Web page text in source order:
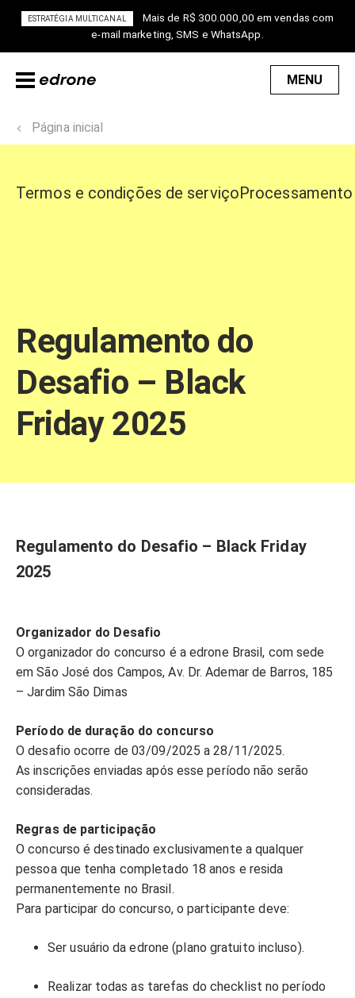
ESTRATÉGIA MULTICANAL
Mais de R$ 300.000,00 em vendas com
e-mail marketing, SMS e WhatsApp.
MENU
Página inicial
Termos e condições de serviço
Regulamento do
Desafio – Black
Friday 2025
Regulamento do Desafio – Black Friday
2025
Organizador do Desafio
O organizador do concurso é a edrone Brasil, com sede
em São José dos Campos, Av. Dr. Ademar de Barros, 185
– Jardim São Dimas
Período de duração do concurso
O desafio ocorre de 03/09/2025 a 28/11/2025.
As inscrições enviadas após esse período não serão
consideradas.
Regras de participação
O concurso é destinado exclusivamente a qualquer
pessoa que tenha completado 18 anos e resida
permanentemente no Brasil.
Para participar do concurso, o participante deve:
Ser usuário da edrone (plano gratuito incluso).
Realizar todas as tarefas do checklist no período